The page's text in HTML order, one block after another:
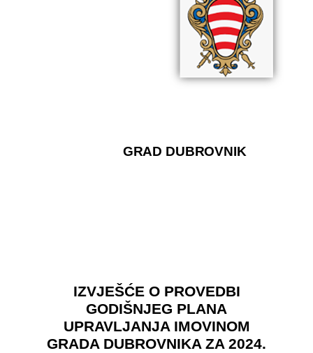
GRAD DUBROVNIK
IZVJEŠĆE O PROVEDBI
GODIŠNJEG PLANA
UPRAVLJANJA IMOVINOM
GRADA DUBROVNIKA ZA 2024.